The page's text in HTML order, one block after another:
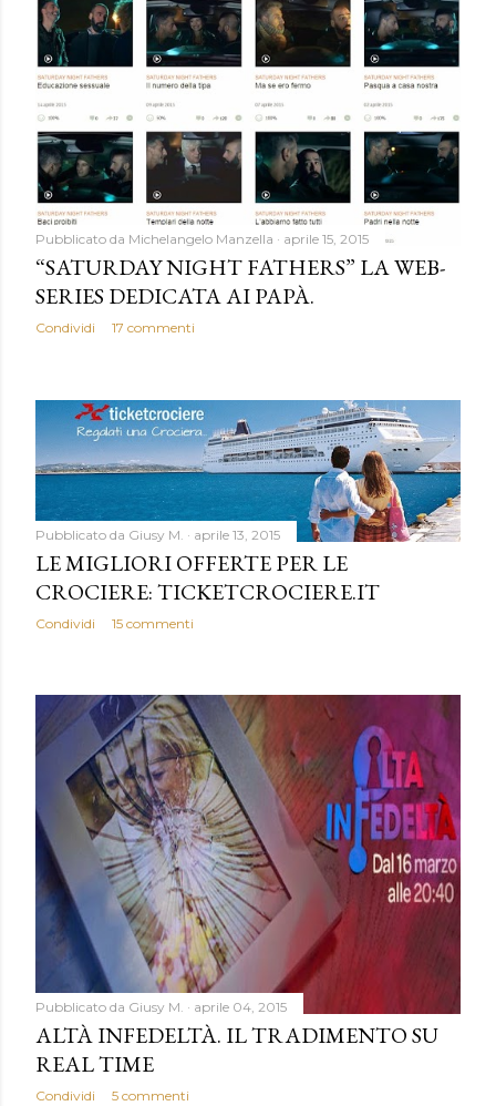
Pubblicato da Michelangelo Manzella aprile 15, 2015
“SATURDAY NIGHT FATHERS” LA WEB-
SERIES DEDICATA AI PAPÀ.
Condividi 17 commenti
Pubblicato da Giusy M. aprile 13, 2015
LE MIGLIORI OFFERTE PER LE
CROCIERE: TICKETCROCIERE.IT
Condividi 15 commenti
Pubblicato da Giusy M. aprile 04, 2015
ALTÀ INFEDELTÀ. IL TRADIMENTO SU
REAL TIME
Condividi 5 commenti